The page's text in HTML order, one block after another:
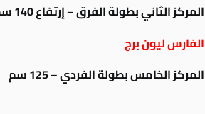
المركز الثاني بطولة الفرق – إرتفاع 140 سم
الفارس ليون برج
المركز الخامس بطولة الفردي – 125 سم